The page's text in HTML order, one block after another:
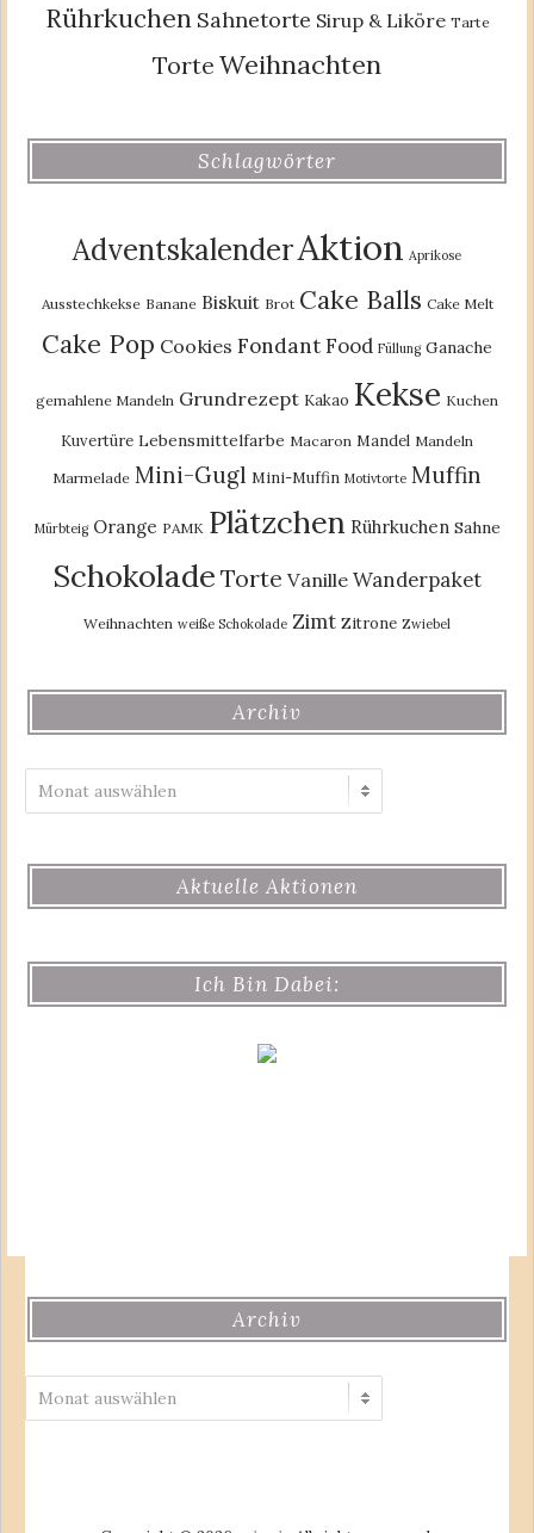
Rührkuchen Sahnetorte Sirup & Liköre Tarte
Torte Weihnachten
Schlagwörter
AdventskalenderAktion Aprikose
Ausstechkekse Banane Biskuit Brot Cake Balls Cake Melt
Cake Pop Cookies Fondant Food Füllung Ganache
gemahlene Mandeln Grundrezept Kakao Kekse Kuchen
Kuvertüre Lebensmittelfarbe Macaron Mandel Mandeln
Marmelade Mini-Gugl Mini-Muffin Motivtorte Muffin
Mürbteig Orange PAMK Plätzchen Rührkuchen Sahne
Schokolade Torte Vanille Wanderpaket
Weihnachten weiße Schokolade Zimt Zitrone Zwiebel
Archiv
Aktuelle Aktionen
Ich Bin Dabei:
Archiv